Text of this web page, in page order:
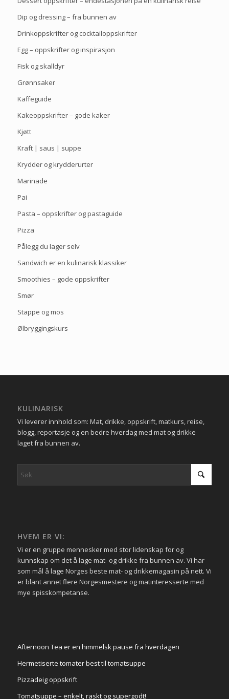
Dip og dressing – fra bunnen av
Drinkoppskrifter og cocktailoppskrifter
Egg – oppskrifter og inspirasjon
Fisk og skalldyr
Grønnsaker
Kaffeguide
Kakeoppskrifter – gode kaker
Kjøtt
Kraft | saus | suppe
Krydder og krydderurter
Marinade
Pai
Pasta – oppskrifter og pastaguide
Pizza
Pålegg du lager selv
Sandwich er en kulinarisk klassiker
Smoothies – gode oppskrifter
Smør
Stappe og mos
Ølbryggingskurs
KULINARISK
Vi leverer innhold som: Mat, drikke, oppskrift, matkurs, reise,
blogg, reportasje og en bedre hverdag med mat og drikke
laget fra bunnen av.
HVEM ER VI:
Vi er en gruppe mennesker med stor lidenskap for og
kunnskap om det å lage mat- og drikke fra bunnen av. Vi har
som mål å lage Norges beste mat- og drikkemagasin på nett. Vi
er blant annet flere Norgesmestere og matinteresserte med
mye spisskompetanse.
Afternoon Tea er en himmelsk pause fra hverdagen
Hermetiserte tomater best til tomatsuppe
Pizzadeig oppskrift
Tomatsuppe – enkelt, raskt og supergodt!